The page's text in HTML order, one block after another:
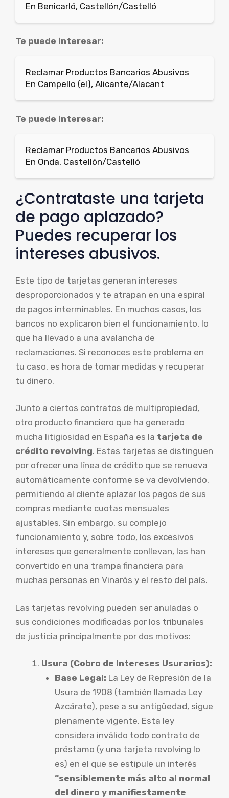
En Benicarló, Castellón/Castelló
Te puede interesar:
Reclamar Productos Bancarios Abusivos
En Campello (el), Alicante/Alacant
Te puede interesar:
Reclamar Productos Bancarios Abusivos
En Onda, Castellón/Castelló
¿Contrataste una tarjeta
de pago aplazado?
Puedes recuperar los
intereses abusivos.
Este tipo de tarjetas generan intereses
desproporcionados y te atrapan en una espiral
de pagos interminables. En muchos casos, los
bancos no explicaron bien el funcionamiento, lo
que ha llevado a una avalancha de
reclamaciones. Si reconoces este problema en
tu caso, es hora de tomar medidas y recuperar
tu dinero.
Junto a ciertos contratos de multipropiedad,
otro producto financiero que ha generado
mucha litigiosidad en España es la tarjeta de
crédito revolving. Estas tarjetas se distinguen
por ofrecer una línea de crédito que se renueva
automáticamente conforme se va devolviendo,
permitiendo al cliente aplazar los pagos de sus
compras mediante cuotas mensuales
ajustables. Sin embargo, su complejo
funcionamiento y, sobre todo, los excesivos
intereses que generalmente conllevan, las han
convertido en una trampa financiera para
muchas personas en Vinaròs y el resto del país.
Las tarjetas revolving pueden ser anuladas o
sus condiciones modificadas por los tribunales
de justicia principalmente por dos motivos:
Usura (Cobro de Intereses Usurarios):
Base Legal: La Ley de Represión de la
Usura de 1908 (también llamada Ley
Azcárate), pese a su antigüedad, sigue
plenamente vigente. Esta ley
considera inválido todo contrato de
préstamo (y una tarjeta revolving lo
es) en el que se estipule un interés
“sensiblemente más alto al normal
del dinero y manifiestamente